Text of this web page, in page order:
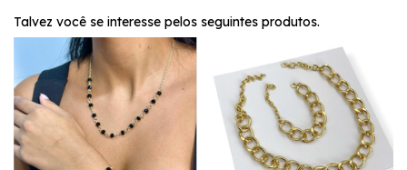
Talvez você se interesse pelos seguintes produtos.